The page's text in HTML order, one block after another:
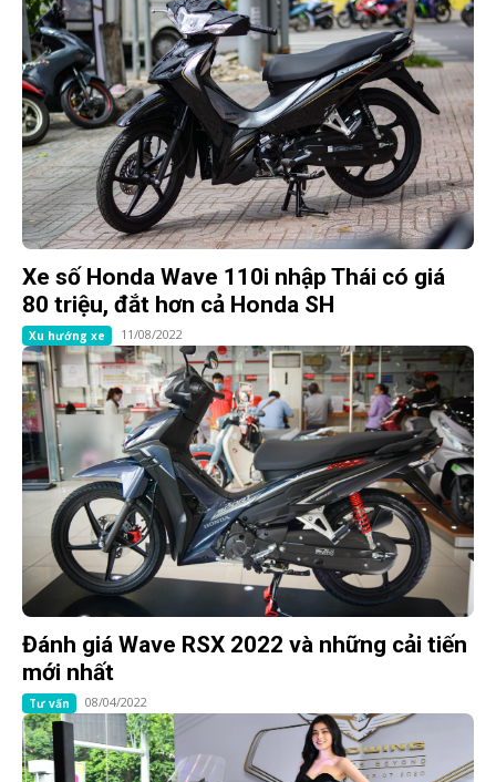
Xe số Honda Wave 110i nhập Thái có giá
80 triệu, đắt hơn cả Honda SH
Xu hướng xe 11/08/2022
Đánh giá Wave RSX 2022 và những cải tiến
mới nhất
Tư vấn 08/04/2022